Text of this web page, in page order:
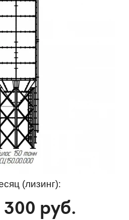
(лизинг):
300 руб.